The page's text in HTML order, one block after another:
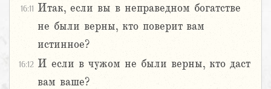
16:11 Итак, если вы в неправедном богатстве
не были верны, кто поверит вам
истинное?
16:12 И если в чужом не были верны, кто даст
вам ваше?